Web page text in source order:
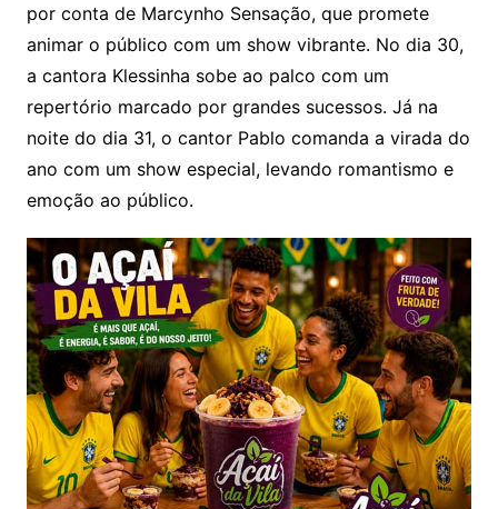
por conta de Marcynho Sensação, que promete
animar o público com um show vibrante. No dia 30,
a cantora Klessinha sobe ao palco com um
repertório marcado por grandes sucessos. Já na
noite do dia 31, o cantor Pablo comanda a virada do
ano com um show especial, levando romantismo e
emoção ao público.